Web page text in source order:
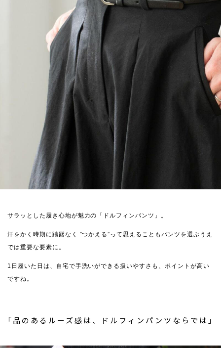
サラッとした履き心地が魅力の「ドルフィンパンツ」。
汗をかく時期に躊躇なく ”つかえる”って思えることもパンツを選ぶうえ
では重要な要素に。
1日履いた日は、自宅で手洗いができる扱いやすさも、ポイントが高い
ですね。
「品のあるルーズ感は、ドルフィンパンツならでは」